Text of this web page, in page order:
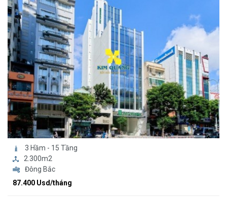
3 Hầm - 15 Tầng
2.300m2
Đông Bắc
87.400 Usd/tháng